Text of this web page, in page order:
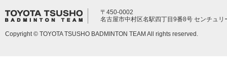
〒450-0002
名古屋市中村区名駅四丁目9番8号 センチュリ
Copyright © TOYOTA TSUSHO BADMINTON TEAM All rights reserved.